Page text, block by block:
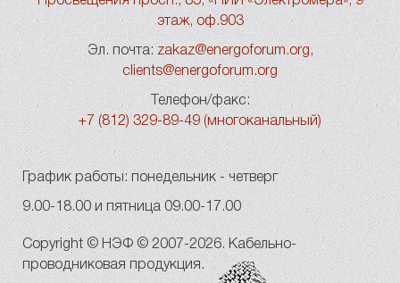
этаж, оф.903
Эл. почта: zakaz@energoforum.org ,
clients@energoforum.org
Телефон/факс:
+7 (812) 329-89-49 (многоканальный)
График работы: понедельник - четверг
9.00-18.00 и пятница 09.00-17.00
Copyright © НЭФ © 2007-2026. Кабельно-
проводниковая продукция.